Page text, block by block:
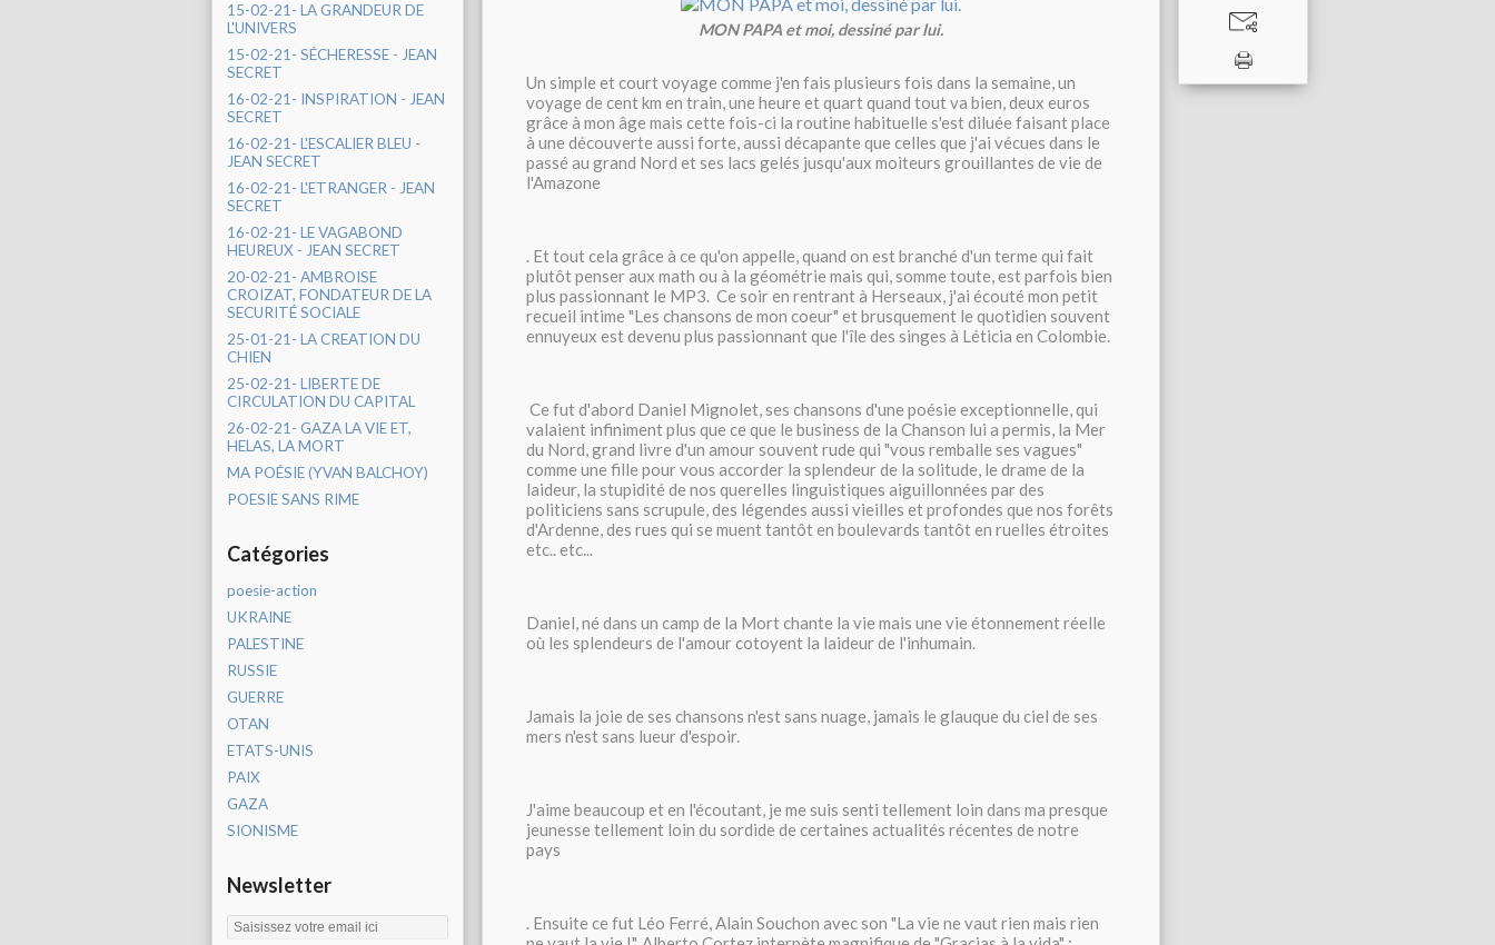
15-02-21- LA GRANDEUR DE
L'UNIVERS
15-02-21- SÉCHERESSE - JEAN
SECRET
16-02-21- INSPIRATION - JEAN
SECRET
16-02-21- L'ESCALIER BLEU -
JEAN SECRET
16-02-21- L'ETRANGER - JEAN
SECRET
16-02-21- LE VAGABOND
HEUREUX - JEAN SECRET
20-02-21- AMBROISE
CROIZAT, FONDATEUR DE LA
SECURITÉ SOCIALE
25-01-21- LA CREATION DU
CHIEN
25-02-21- LIBERTE DE
CIRCULATION DU CAPITAL
26-02-21- GAZA LA VIE ET,
HELAS, LA MORT
MA POÉSIE (YVAN BALCHOY)
POESIE SANS RIME
Catégories
poesie-action
UKRAINE
PALESTINE
RUSSIE
GUERRE
OTAN
ETATS-UNIS
PAIX
GAZA
SIONISME
Newsletter
MON PAPA et moi, dessiné par lui.
Un simple et court voyage comme j'en fais plusieurs fois dans la semaine, un
voyage de cent km en train, une heure et quart quand tout va bien, deux euros
grâce à mon âge mais cette fois-ci la routine habituelle s'est diluée faisant place
à une découverte aussi forte, aussi décapante que celles que j'ai vécues dans le
passé au grand Nord et ses lacs gelés jusqu'aux moiteurs grouillantes de vie de
l'Amazone
. Et tout cela grâce à ce qu'on appelle, quand on est branché d'un terme qui fait
plutôt penser aux math ou à la géométrie mais qui, somme toute, est parfois bien
plus passionnant le MP3. Ce soir en rentrant à Herseaux, j'ai écouté mon petit
recueil intime "Les chansons de mon coeur" et brusquement le quotidien souvent
ennuyeux est devenu plus passionnant que l'île des singes à Léticia en Colombie.
Ce fut d'abord Daniel Mignolet, ses chansons d'une poésie exceptionnelle, qui
valaient infiniment plus que ce que le business de la Chanson lui a permis, la Mer
du Nord, grand livre d'un amour souvent rude qui "vous remballe ses vagues"
comme une fille pour vous accorder la splendeur de la solitude, le drame de la
laideur, la stupidité de nos querelles linguistiques aiguillonnées par des
politiciens sans scrupule, des légendes aussi vieilles et profondes que nos forêts
d'Ardenne, des rues qui se muent tantôt en boulevards tantôt en ruelles étroites
etc.. etc...
Daniel, né dans un camp de la Mort chante la vie mais une vie étonnement réelle
où les splendeurs de l'amour cotoyent la laideur de l'inhumain.
Jamais la joie de ses chansons n'est sans nuage, jamais le glauque du ciel de ses
mers n'est sans lueur d'espoir.
J'aime beaucoup et en l'écoutant, je me suis senti tellement loin dans ma presque
jeunesse tellement loin du sordide de certaines actualités récentes de notre
pays
. Ensuite ce fut Léo Ferré, Alain Souchon avec son "La vie ne vaut rien mais rien